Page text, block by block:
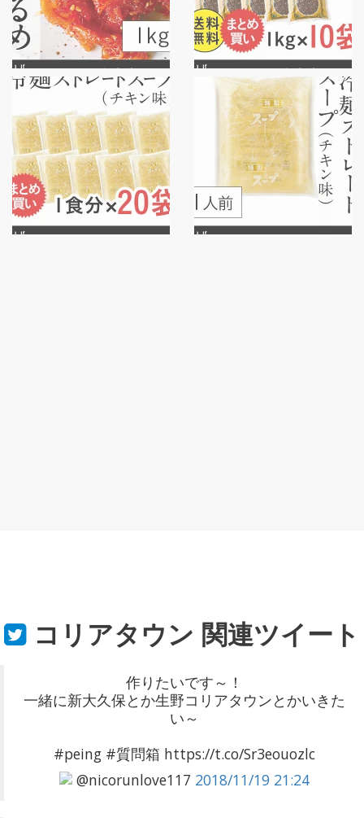
コリアタウン 関連ツイート
作りたいです～！
一緒に新大久保とか生野コリアタウンとかいきた
い～
#peing #質問箱 https://t.co/Sr3eouozlc
@nicorunlove117 2018/11/19 21:24